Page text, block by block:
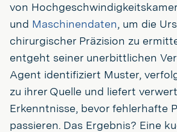
von
und Maschinendaten, um die
chirurgischer Präzision zu
entgeht seiner unerbittlichen
Agent identifiziert Muster,
zu ihrer Quelle und liefert
Erkenntnisse, bevor fehlerhafte
passieren. Das Ergebnis? Eine